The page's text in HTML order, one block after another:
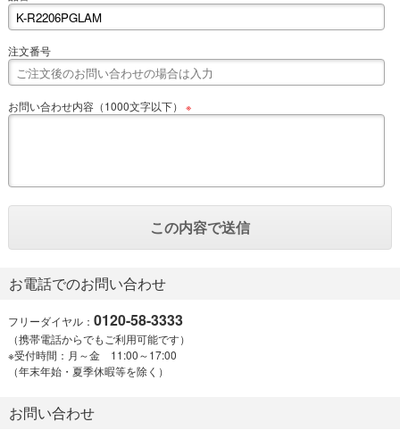
注文番号
お問い合わせ内容（1000文字以下） ※
お電話でのお問い合わせ
フリーダイヤル： 0120-58-3333
（携帯電話からでもご利用可能です）
※受付時間：月～金 11:00～17:00
（年末年始・夏季休暇等を除く）
お問い合わせ